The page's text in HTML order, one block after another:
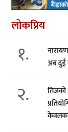
लोकप्रिय
१.
अब दुई
२.